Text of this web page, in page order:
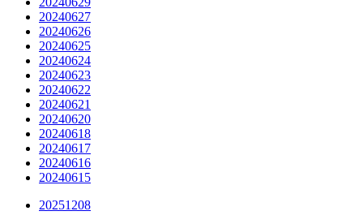
20240627
20240626
20240625
20240624
20240623
20240622
20240621
20240620
20240618
20240617
20240616
20240615
20251208